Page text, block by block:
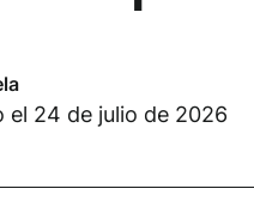
el 24 de julio de 2026